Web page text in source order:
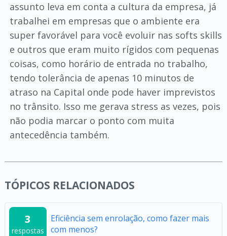
assunto leva em conta a cultura da empresa, já
trabalhei em empresas que o ambiente era
super favorável para você evoluir nas softs skills
e outros que eram muito rígidos com pequenas
coisas, como horário de entrada no trabalho,
tendo tolerância de apenas 10 minutos de
atraso na Capital onde pode haver imprevistos
no trânsito. Isso me gerava stress as vezes, pois
não podia marcar o ponto com muita
antecedência também.
TÓPICOS RELACIONADOS
3
respostas
Eficiência sem enrolação, como fazer mais
com menos?